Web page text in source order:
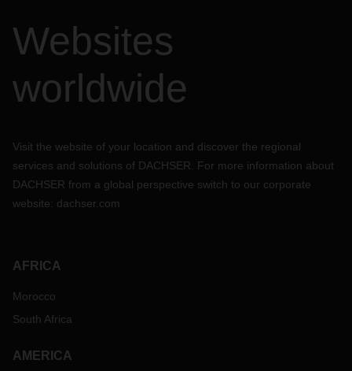
Websites
worldwide
Visit the website of your location and discover the regional
services and solutions of DACHSER. For more information about
DACHSER from a global perspective switch to our corporate
website: dachser.com
AFRICA
Morocco
South Africa
AMERICA